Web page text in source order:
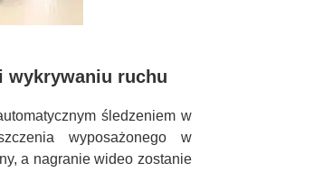
wykrywaniu ruchu
śledzeniem w
wyposażonego w
a nagranie wideo zostanie